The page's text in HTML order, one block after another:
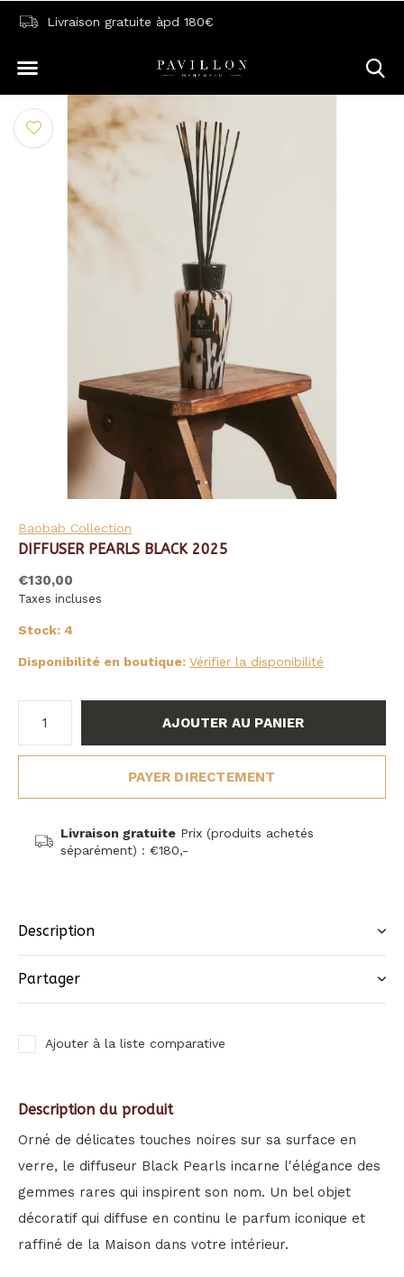
Livraison gratuite àpd 180€
Baobab Collection
DIFFUSER PEARLS BLACK 2025
€130,00
Taxes incluses
Stock: 4
Disponibilité en boutique: Vérifier la disponibilité
AJOUTER AU PANIER
PAYER DIRECTEMENT
Livraison gratuitePrix (produits achetés
séparément) : €180,-
Description
Partager
Ajouter à la liste comparative
Description du produit
Orné de délicates touches noires sur sa surface en
verre, le diffuseur Black Pearls incarne l'élégance des
gemmes rares qui inspirent son nom. Un bel objet
décoratif qui diffuse en continu le parfum iconique et
raffiné de la Maison dans votre intérieur.